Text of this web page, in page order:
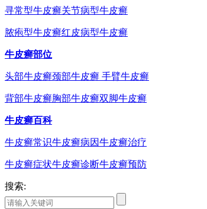
寻常型牛皮癣关节病型牛皮癣
脓疱型牛皮癣红皮病型牛皮癣
牛皮癣部位
头部牛皮癣颈部牛皮癣 手臂牛皮癣
背部牛皮癣胸部牛皮癣双脚牛皮癣
牛皮癣百科
牛皮癣常识牛皮癣病因牛皮癣治疗
牛皮癣症状牛皮癣诊断牛皮癣预防
搜索: